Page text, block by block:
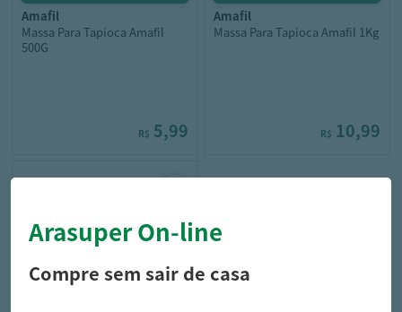
amafil
Massa Para Tapioca Amafil
500G
R$ 5,99
amafil
Massa Para Tapioca Amafil 1Kg
R$ 10,99
Arasuper On-line
Compre sem sair de casa